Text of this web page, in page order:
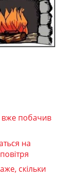
побачив
на
скільки